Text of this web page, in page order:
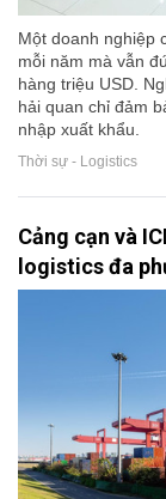
Một doanh nghiệp
mỗi năm mà vẫn
hàng triệu USD.
hải quan chỉ đảm
nhập xuất khẩu.
Thời sự - Logistics
Cảng cạn và
logistics đa